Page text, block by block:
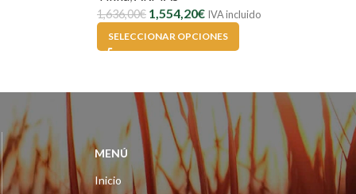
1,636,00€ 1,554,20€ IVA incluido
SELECCIONAR OPCIONES
MENÚ
Inicio